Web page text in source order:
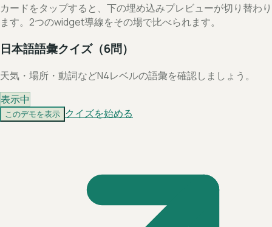
カードをタップすると、下の埋め込みプレビューが切り替わり
ます。2つのwidget導線をその場で比べられます。
日本語語彙クイズ（6問）
天気・場所・動詞などN4レベルの語彙を確認しましょう。
表示中
このデモを表示 クイズを始める